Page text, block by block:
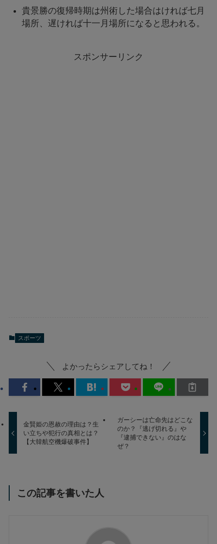
貴景勝の復帰時期は州術した場合はければ七月
場所、遅ければ十一月場所になると思われる。
スポンサーリンク
スポーツ
よかったらシェアしてね！
金賢姫の恩赦の理由は？生
い立ちや犯行の真相とは？
【大韓航空機爆破事件】
ガーシーは亡命先はどこな
のか？『逃げ切れる』や
『逮捕できない』のはな
ぜ？
この記事を書いた人